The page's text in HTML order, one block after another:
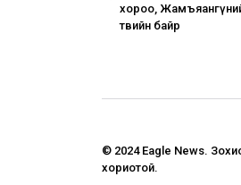
хороо,
төвийн байр
© 2024 Eagle News.
хориотой.